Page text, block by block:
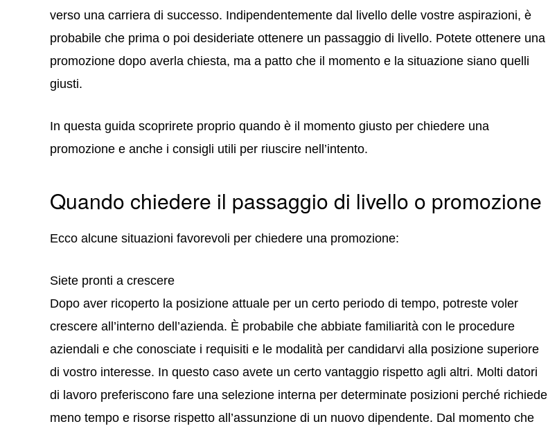
verso una carriera di successo. Indipendentemente dal livello delle vostre aspirazioni, è
probabile che prima o poi desideriate ottenere un passaggio di livello. Potete ottenere una
promozione dopo averla chiesta, ma a patto che il momento e la situazione siano quelli
giusti.
In questa guida scoprirete proprio quando è il momento giusto per chiedere una
promozione e anche i consigli utili per riuscire nell’intento.
Quando chiedere il passaggio di livello o promozione
Ecco alcune situazioni favorevoli per chiedere una promozione:
Siete pronti a crescere
Dopo aver ricoperto la posizione attuale per un certo periodo di tempo, potreste voler
crescere all’interno dell’azienda. È probabile che abbiate familiarità con le procedure
aziendali e che conosciate i requisiti e le modalità per candidarvi alla posizione superiore
di vostro interesse. In questo caso avete un certo vantaggio rispetto agli altri. Molti datori
di lavoro preferiscono fare una selezione interna per determinate posizioni perché richiede
meno tempo e risorse rispetto all’assunzione di un nuovo dipendente. Dal momento che